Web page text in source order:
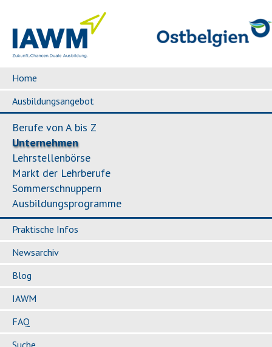
Home
Ausbildungsangebot
Berufe von A bis Z
Unternehmen
Lehrstellenbörse
Markt der Lehrberufe
Sommerschnuppern
Ausbildungsprogramme
Praktische Infos
Newsarchiv
Blog
IAWM
FAQ